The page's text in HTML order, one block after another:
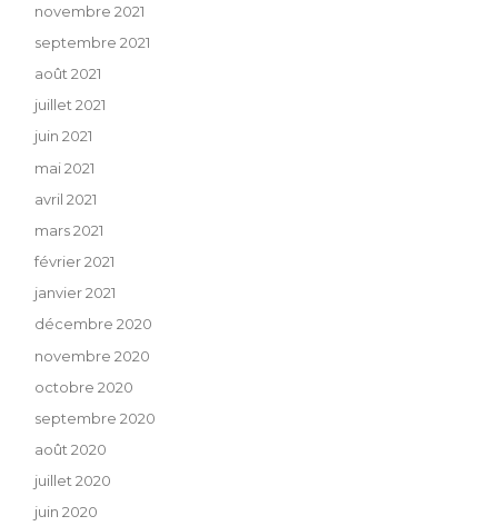
novembre 2021
septembre 2021
août 2021
juillet 2021
juin 2021
mai 2021
avril 2021
mars 2021
février 2021
janvier 2021
décembre 2020
novembre 2020
octobre 2020
septembre 2020
août 2020
juillet 2020
juin 2020